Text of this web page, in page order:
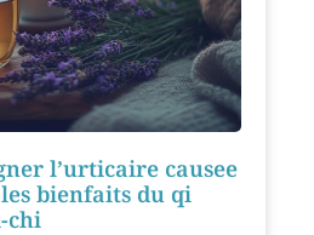
l’urticaire causee
bienfaits du qi
chi